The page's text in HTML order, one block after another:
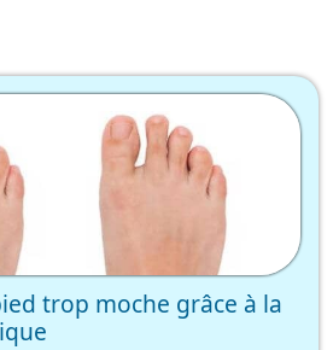
trop moche grâce à la